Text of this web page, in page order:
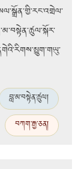
བླ་མ་བསྟེན་ཚུལ།
བཀག་རྒྱ་ཅན།